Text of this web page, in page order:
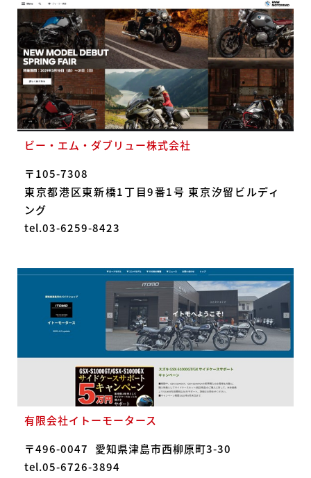
ビー・エム・ダブリュー株式会社
〒105-7308
東京都港区東新橋1丁目9番1号 東京汐留ビルディ
ング
tel.03-6259-8423
有限会社イトーモータース
〒496-0047
愛知県津島市西柳原町3-30
tel.05-6726-3894